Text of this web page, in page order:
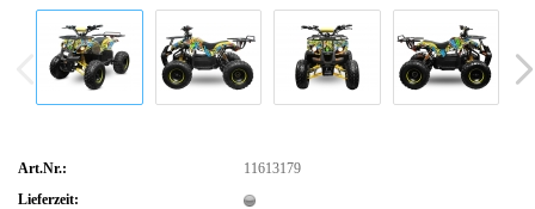
Art.Nr.:
11613179
Lieferzeit: